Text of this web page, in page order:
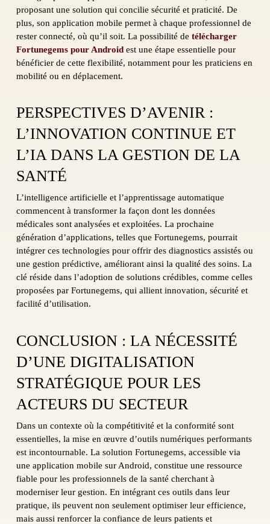
proposant une solution qui concilie sécurité et praticité. De
plus, son application mobile permet à chaque professionnel de
rester connecté, où qu’il soit. La possibilité de télécharger
Fortunegems pour Androidest une étape essentielle pour
bénéficier de cette flexibilité, notamment pour les praticiens en
mobilité ou en déplacement.
PERSPECTIVES D’AVENIR :
L’INNOVATION CONTINUE ET
L’IA DANS LA GESTION DE LA
SANTÉ
L’intelligence artificielle et l’apprentissage automatique
commencent à transformer la façon dont les données
médicales sont analysées et exploitées. La prochaine
génération d’applications, telles que Fortunegems, pourrait
intégrer ces technologies pour offrir des diagnostics assistés ou
une gestion prédictive, améliorant ainsi la qualité des soins. La
clé réside dans l’adoption de solutions crédibles, comme celles
proposées par Fortunegems, qui allient innovation, sécurité et
facilité d’utilisation.
CONCLUSION : LA NÉCESSITÉ
D’UNE DIGITALISATION
STRATÉGIQUE POUR LES
ACTEURS DU SECTEUR
Dans un contexte où la compétitivité et la conformité sont
essentielles, la mise en œuvre d’outils numériques performants
est incontournable. La solution Fortunegems, accessible via
une application mobile sur Android, constitue une ressource
fiable pour les professionnels de la santé cherchant à
moderniser leur gestion. En intégrant ces outils dans leur
pratique, ils peuvent non seulement optimiser leur efficience,
mais aussi renforcer la confiance de leurs patients et